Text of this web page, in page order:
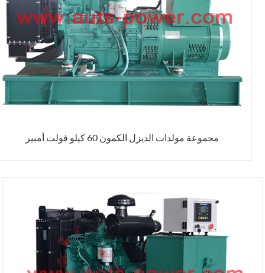
مجموعة مولدات الديزل الكمون 60 كيلو فولت أمبير